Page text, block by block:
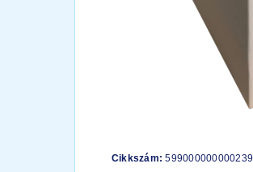
Cikkszám:599000000000239